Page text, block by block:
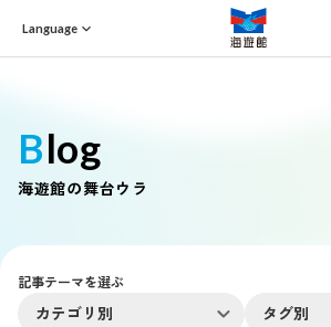
Language
Blog
海遊館の舞台ウラ
記事テーマを選ぶ
カテゴリ別 タグ別